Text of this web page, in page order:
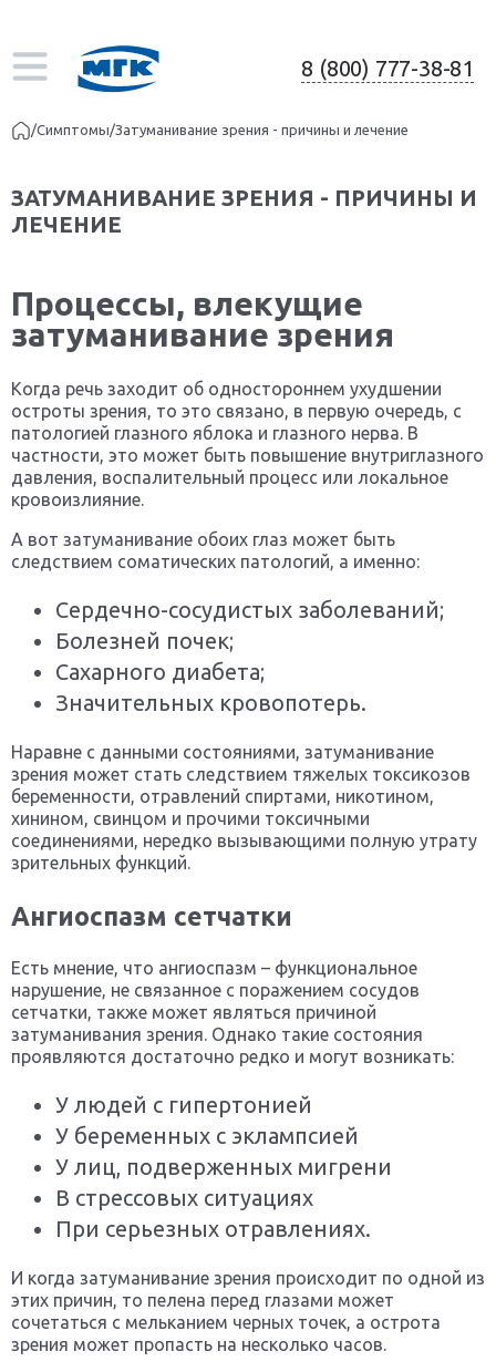
8 (800) 777-38-81
/Симптомы/Затуманивание зрения - причины и лечение
ЗАТУМАНИВАНИЕ ЗРЕНИЯ - ПРИЧИНЫ И
ЛЕЧЕНИЕ
Процессы, влекущие
затуманивание зрения
Когда речь заходит об одностороннем ухудшении
остроты зрения, то это связано, в первую очередь, с
патологией глазного яблока и глазного нерва. В
частности, это может быть повышение внутриглазного
давления, воспалительный процесс или локальное
кровоизлияние.
А вот затуманивание обоих глаз может быть
следствием соматических патологий, а именно:
Сердечно-сосудистых заболеваний;
Болезней почек;
Сахарного диабета;
Значительных кровопотерь.
Наравне с данными состояниями, затуманивание
зрения может стать следствием тяжелых токсикозов
беременности, отравлений спиртами, никотином,
хинином, свинцом и прочими токсичными
соединениями, нередко вызывающими полную утрату
зрительных функций.
Ангиоспазм сетчатки
Есть мнение, что ангиоспазм – функциональное
нарушение, не связанное с поражением сосудов
сетчатки, также может являться причиной
затуманивания зрения. Однако такие состояния
проявляются достаточно редко и могут возникать:
У людей с гипертонией
У беременных с эклампсией
У лиц, подверженных мигрени
В стрессовых ситуациях
При серьезных отравлениях.
И когда затуманивание зрения происходит по одной из
этих причин, то пелена перед глазами может
сочетаться с мельканием черных точек, а острота
зрения может пропасть на несколько часов.